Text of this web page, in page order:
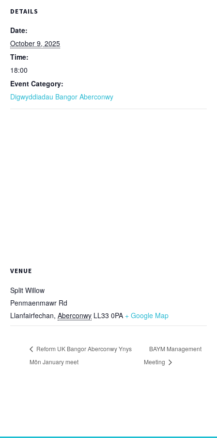
DETAILS
Date:
October 9, 2025
Time:
18:00
Event Category:
Digwyddiadau Bangor Aberconwy
VENUE
Split Willow
Penmaenmawr Rd
Llanfairfechan, Aberconwy LL33 0PA + Google Map
Reform UK Bangor Aberconwy Ynys
Môn January meet
BAYM Management
Meeting